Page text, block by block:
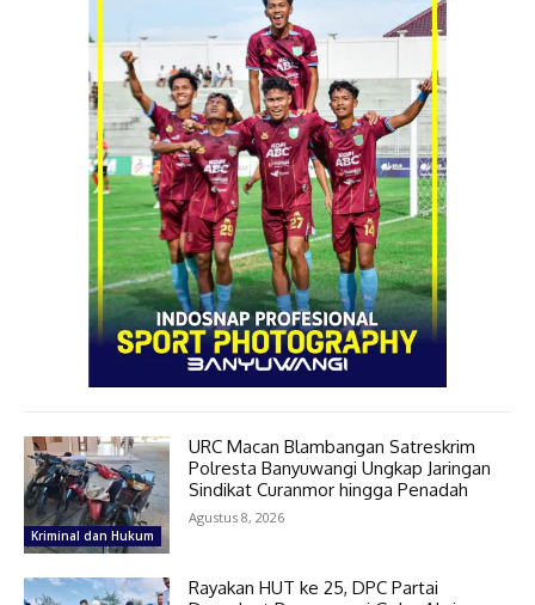
Kriminal dan Hukum
URC Macan Blambangan Satreskrim
Polresta Banyuwangi Ungkap Jaringan
Sindikat Curanmor hingga Penadah
Agustus 8, 2026
Rayakan HUT ke 25, DPC Partai